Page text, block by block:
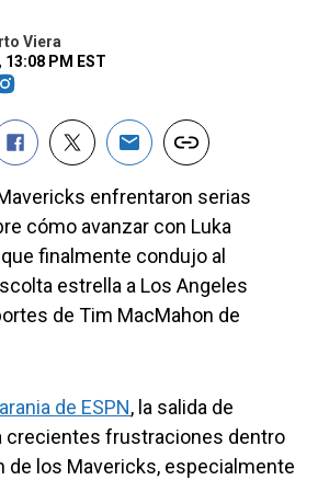
Viera
13:08 PM EST
enfrentaron serias
cómo avanzar con Luka
finalmente condujo al
estrella a Los Angeles
de Tim MacMahon de
de ESPN, la salida de
crecientes frustraciones dentro
de los Mavericks, especialmente